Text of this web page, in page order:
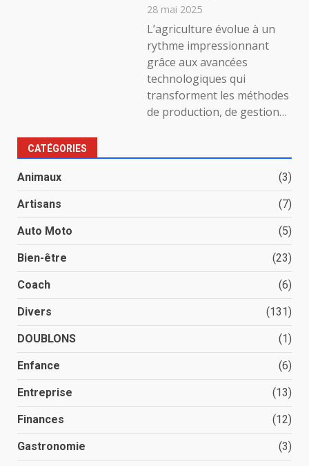
28 mai 2025
L’agriculture évolue à un
rythme impressionnant
grâce aux avancées
technologiques qui
transforment les méthodes
de production, de gestion…
CATÉGORIES
Animaux (3)
Artisans (7)
Auto Moto (5)
Bien-être (23)
Coach (6)
Divers (131)
DOUBLONS (1)
Enfance (6)
Entreprise (13)
Finances (12)
Gastronomie (3)